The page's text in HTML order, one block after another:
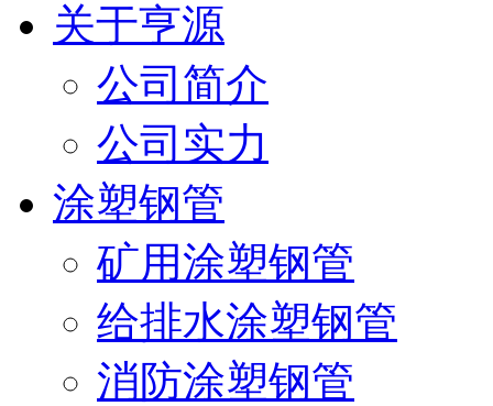
关于亨源
公司简介
公司实力
涂塑钢管
矿用涂塑钢管
给排水涂塑钢管
消防涂塑钢管